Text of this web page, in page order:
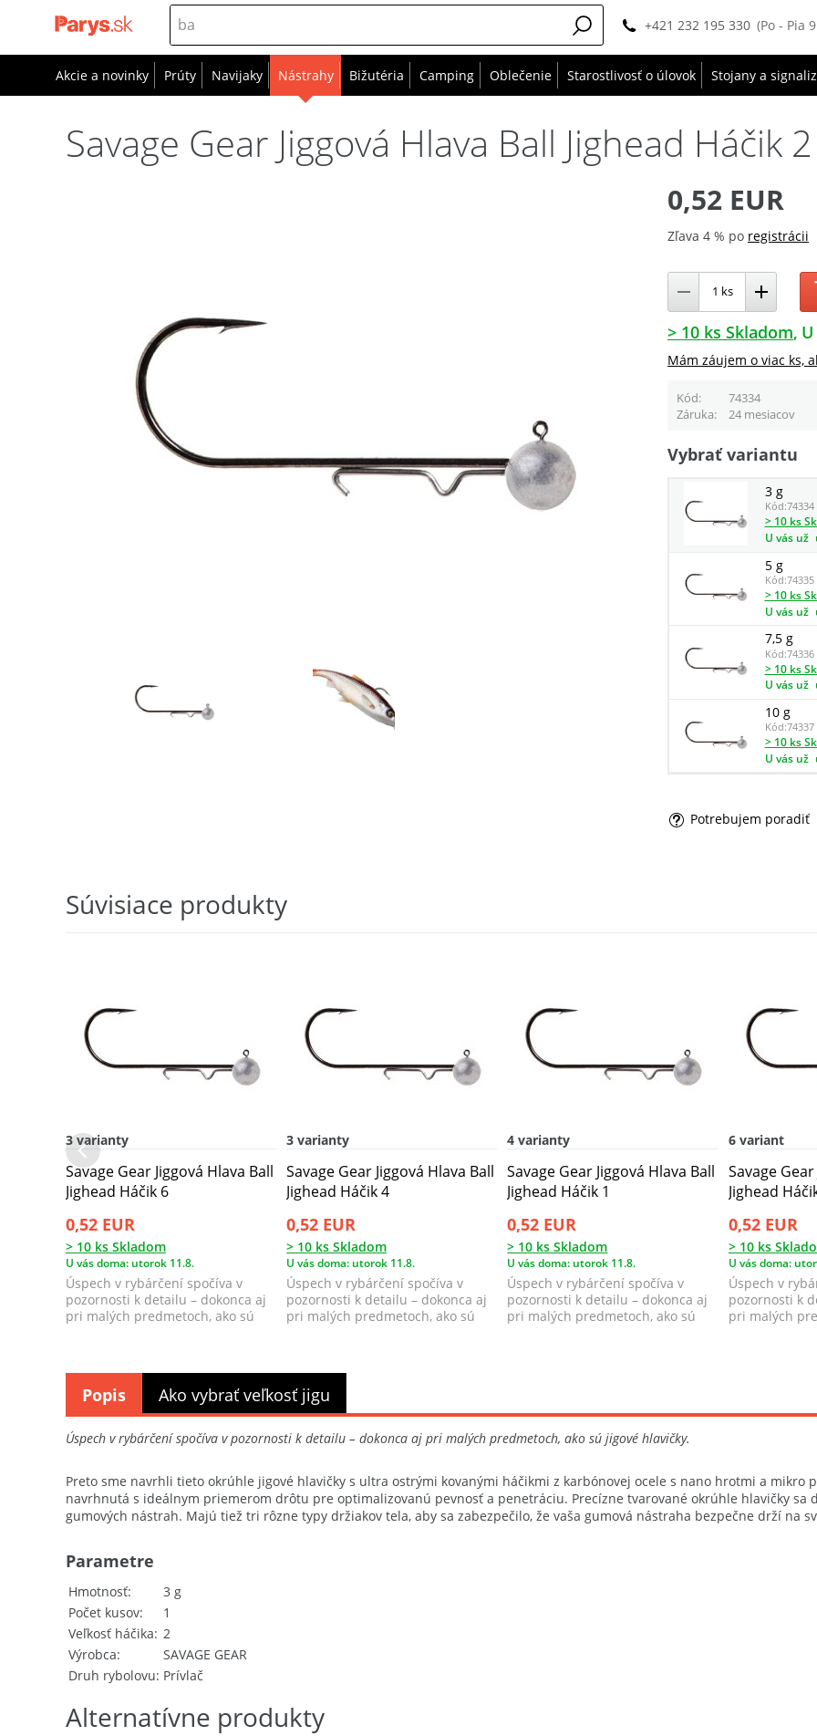
+421 232 195 330 (Po - Pia
Akcie a novinky Prúty Navijaky Nástrahy Bižutéria Camping Oblečenie Starostlivosť o úlovok Stojany a
Savage Gear Jiggová Hlava Ball Jighead Háčik
0,52 EUR
Zľava 4 % po registrácii
> 10 ks Skladom
Mám záujem o viac ks,
Kód 74334
Záruka
24 mesiacov
Vybrať variantu
3 g
Kód:74334
> 10 ks
U vás už
5 g
Kód:74335
> 10 ks
U vás už
7,5 g
Kód:74336
> 10 ks
U vás už
10 g
Kód:74337
> 10 ks
U vás už
Potrebujem poradiť
Súvisiace produkty
3 varianty
Savage Gear Jiggová Hlava Ball
Jighead Háčik 6
0,52 EUR
> 10 ks Skladom
U vás doma: utorok 11.8.
Úspech v rybárčení spočíva v
pozornosti k detailu – dokonca aj
pri malých predmetoch, ako sú
3 varianty
Savage Gear Jiggová Hlava Ball
Jighead Háčik 4
0,52 EUR
> 10 ks Skladom
U vás doma: utorok 11.8.
Úspech v rybárčení spočíva v
pozornosti k detailu – dokonca aj
pri malých predmetoch, ako sú
4 varianty
Savage Gear Jiggová Hlava Ball
Jighead Háčik 1
0,52 EUR
> 10 ks Skladom
U vás doma: utorok 11.8.
Úspech v rybárčení spočíva v
pozornosti k detailu – dokonca aj
pri malých predmetoch, ako sú
6 variant
Savage
Jighead
0,52 EUR
> 10 ks
U vás doma:
Úspech v
pozornosti k
pri malých
Úspech v rybárčení spočíva v pozornosti k detailu – dokonca aj pri malých predmetoch, ako sú jigové hlavičky.
Preto sme navrhli tieto okrúhle jigové hlavičky s ultra ostrými kovanými háčikmi z karbónovej ocele s nano hrotmi a mikro
navrhnutá s ideálnym priemerom drôtu pre optimalizovanú pevnosť a penetráciu. Precízne tvarované okrúhle hlavičky sa
gumových nástrah. Majú tiež tri rôzne typy držiakov tela, aby sa zabezpečilo, že vaša gumová nástraha bezpečne drží na
Hmotnosť
3 g
Počet kusov
1
Veľkosť háčika 2
Výrobca
SAVAGE GEAR
Druh rybolovu Prívlač
Parametre
Popis Ako vybrať veľkosť jigu
Alternatívne produkty